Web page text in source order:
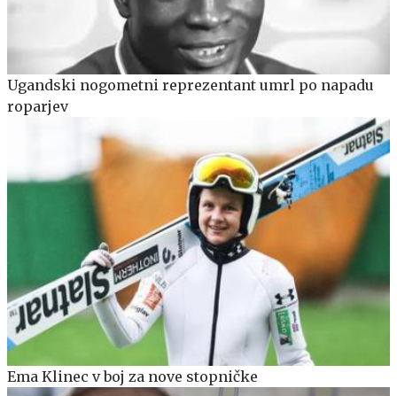
Ugandski nogometni reprezentant umrl po napadu
roparjev
Ema Klinec v boj za nove stopničke